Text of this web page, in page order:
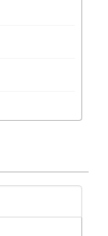
Disziplinäre Forschungsdatenrepositorien (0)